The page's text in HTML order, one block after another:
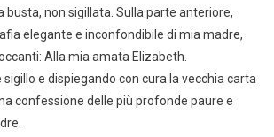
busta, non sigillata. Sulla parte anteriore,
elegante e inconfondibile di mia madre,
Alla mia amata Elizabeth.
e dispiegando con cura la vecchia carta
confessione delle più profonde paure e